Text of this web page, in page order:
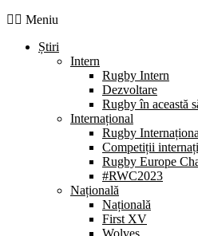
Meniu
Știri
Intern
Rugby Intern
Dezvoltare
Rugby în această
Internațional
Rugby
Competiții
Rugby Europe
#RWC2023
Națională
Națională
First XV
Wolves